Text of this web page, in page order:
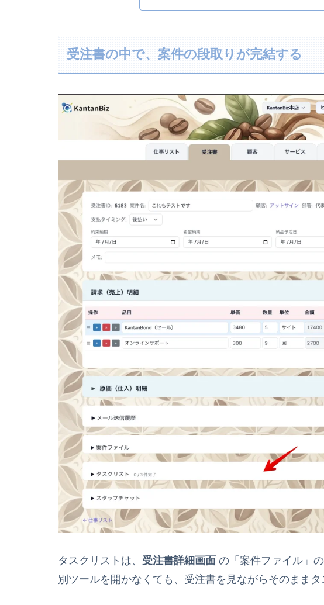
受注書の中で、案件の段取りが完結する
タスクリストは、 受注書詳細画面 の「案件ファイル」
別ツールを開かなくても、受注書を見ながらそのままタ